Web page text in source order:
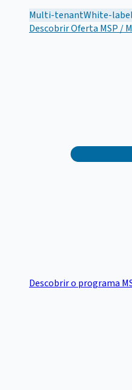
Multi-tenantWhite-label
DescobrirOferta MSP /
Descobrir o programa